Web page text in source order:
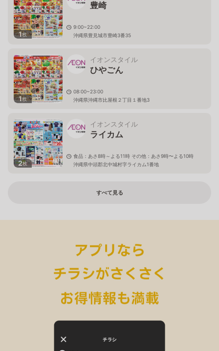
1枚
豊崎
9:00~22:00
沖縄県豊見城市豊崎3番35
1枚
イオンスタイル
ひやごん
08:00~23:00
沖縄県沖縄市比屋根２丁目１番地3
2枚
イオンスタイル
ライカム
食品：あさ8時～よる11時 その他：あさ9時〜よる10時
沖縄県中頭郡北中城村字ライカム1番地
すべて見る